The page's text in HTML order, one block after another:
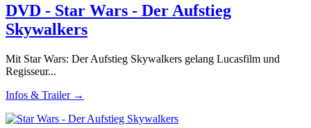
DVD - Star Wars - Der Aufstieg
Skywalkers
Mit Star Wars: Der Aufstieg Skywalkers gelang Lucasfilm und
Regisseur...
Infos & Trailer →